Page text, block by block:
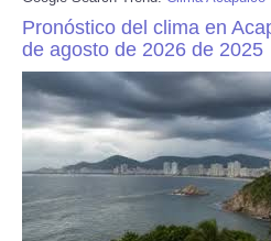
Pronóstico del clima en
de agosto de 2026 de 2025